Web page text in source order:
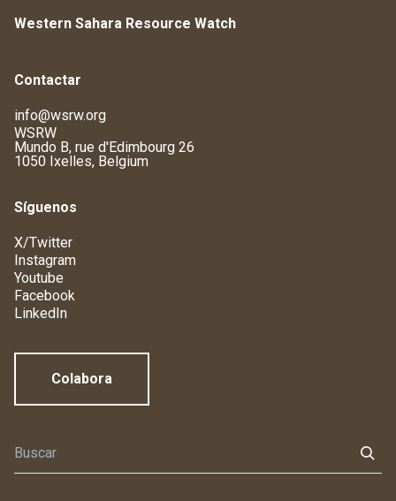
Western Sahara Resource Watch
Contactar
info@wsrw.org
WSRW
Mundo B, rue d'Edimbourg 26
1050 Ixelles, Belgium
Síguenos
X/Twitter
Instagram
Youtube
Facebook
LinkedIn
Colabora